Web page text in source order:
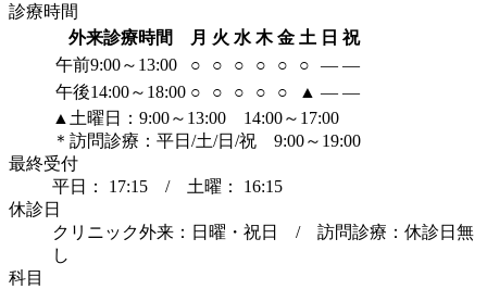
診療時間
外来診療時間
月 火 水 木 金 土 日 祝
午前9:00～13:00
○ ○ ○ ○ ○ ○ ― ―
午後14:00～18:00 ○ ○ ○ ○ ○ ▲ ― ―
▲土曜日：9:00～13:00 14:00～17:00
＊訪問診療：平日/土/日/祝 9:00～19:00
最終受付
平日： 17:15 / 土曜： 16:15
休診日
クリニック外来：日曜・祝日 / 訪問診療：休診日無
し
科目